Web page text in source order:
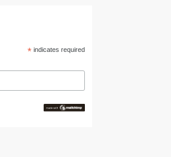
* indicates required